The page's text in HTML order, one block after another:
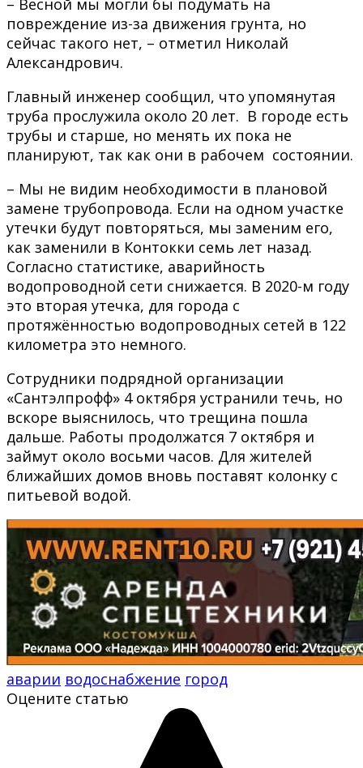
– Весной мы могли бы подумать на
повреждение из-за движения грунта, но
сейчас такого нет, – отметил Николай
Александрович.
Главный инженер сообщил, что упомянутая
труба прослужила около 20 лет. В городе есть
трубы и старше, но менять их пока не
планируют, так как они в рабочем состоянии.
– Мы не видим необходимости в плановой
замене трубопровода. Если на одном участке
утечки будут повторяться, мы заменим его,
как заменили в Контокки семь лет назад.
Согласно статистике, аварийность
водопроводной сети снижается. В 2020-м году
это вторая утечка, для города с
протяжённостью водопроводных сетей в 122
километра это немного.
Сотрудники подрядной организации
«Сантэлпрофф» 4 октября устранили течь, но
вскоре выяснилось, что трещина пошла
дальше. Работы продолжатся 7 октября и
займут около восьми часов. Для жителей
ближайших домов вновь поставят колонку с
питьевой водой.
аварии водоснабжение город
Оцените статью